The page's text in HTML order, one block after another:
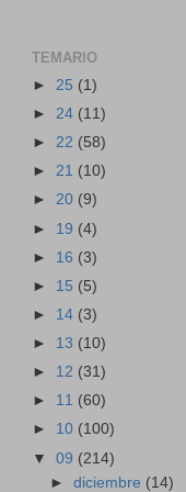
TEMARIO
► 25 (1)
► 24 (11)
► 22 (58)
► 21 (10)
► 20 (9)
► 19 (4)
► 16 (3)
► 15 (5)
► 14 (3)
► 13 (10)
► 12 (31)
► 11 (60)
► 10 (100)
▼ 09 (214)
►diciembre (14)